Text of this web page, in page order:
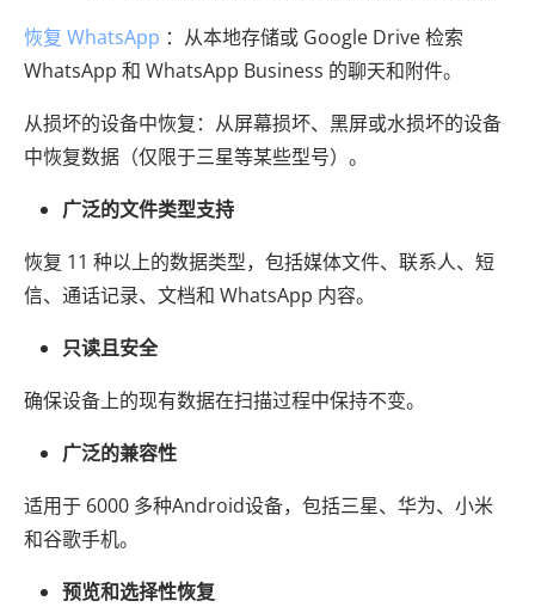
恢复 WhatsApp ：从本地存储或 Google Drive 检索
WhatsApp 和 WhatsApp Business 的聊天和附件。
从损坏的设备中恢复：从屏幕损坏、黑屏或水损坏的设备
中恢复数据（仅限于三星等某些型号）。
广泛的文件类型支持
恢复 11 种以上的数据类型，包括媒体文件、联系人、短
信、通话记录、文档和 WhatsApp 内容。
只读且安全
确保设备上的现有数据在扫描过程中保持不变。
广泛的兼容性
适用于 6000 多种Android设备，包括三星、华为、小米
和谷歌手机。
预览和选择性恢复